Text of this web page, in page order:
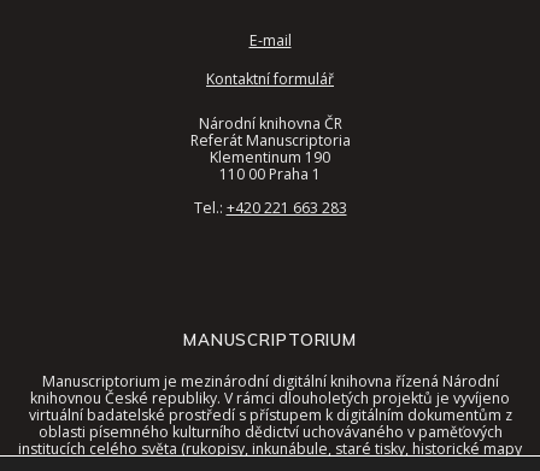
MANUSCRIPTORIUM
Manuscriptorium je mezinárodní digitální knihovna řízená Národní
knihovnou České republiky. V rámci dlouholetých projektů je vyvíjeno
virtuální badatelské prostředí s přístupem k digitálním dokumentům z
oblasti písemného kulturního dědictví uchovávaného v paměťových
institucích celého světa (rukopisy, inkunábule, staré tisky, historické mapy
E-mail
Kontaktní formulář
Národní knihovna ČR
Referát Manuscriptoria
Klementinum 190
110 00 Praha 1
Tel.: +420 221 663 283